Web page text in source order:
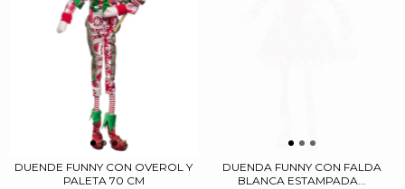
DUENDE FUNNY CON OVEROL Y
PALETA 70 CM
DUENDA FUNNY CON FALDA
BLANCA ESTAMPADA...